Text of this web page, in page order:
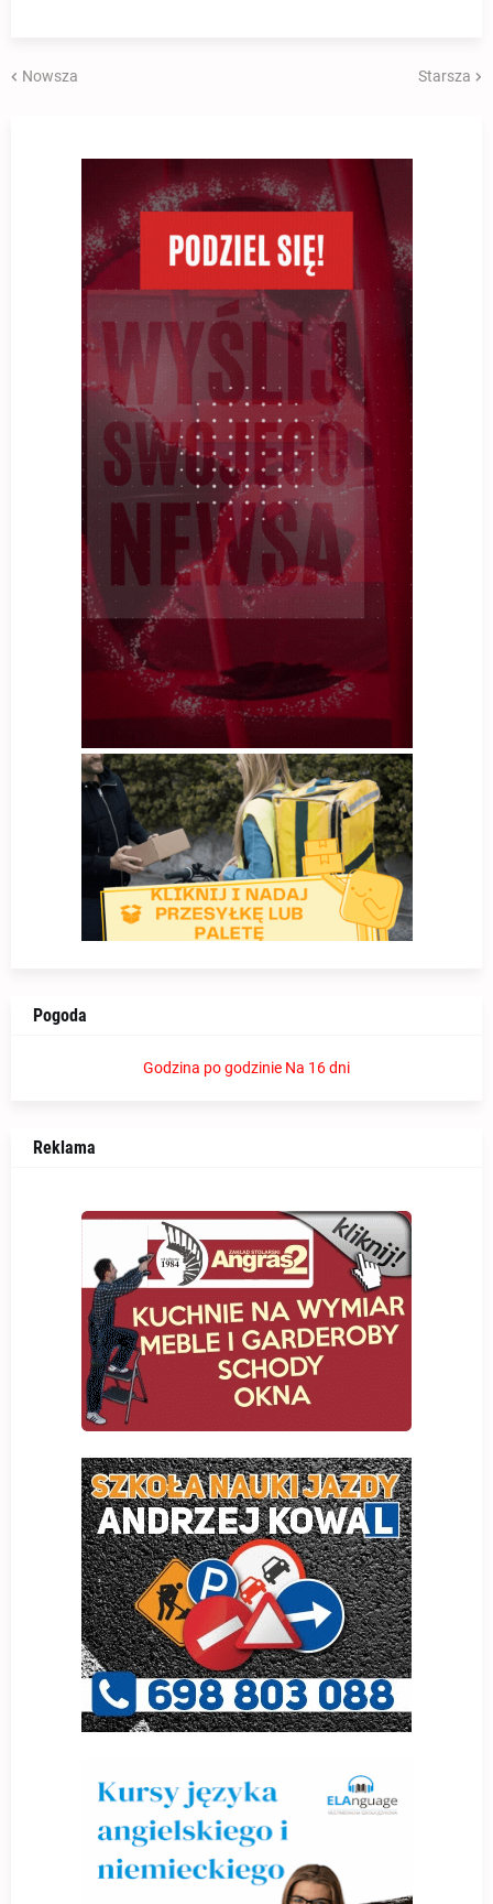
Nowsza Starsza
Pogoda
Godzina po godzinie Na 16 dni
Reklama